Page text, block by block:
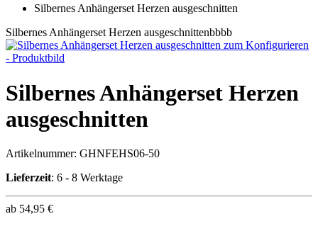
Silbernes Anhängerset Herzen ausgeschnitten
Silbernes Anhängerset Herzen ausgeschnittenbbbb
Silbernes Anhängerset Herzen
ausgeschnitten
Artikelnummer: GHNFEHS06-50
Lieferzeit: 6 - 8 Werktage
ab 54,95 €